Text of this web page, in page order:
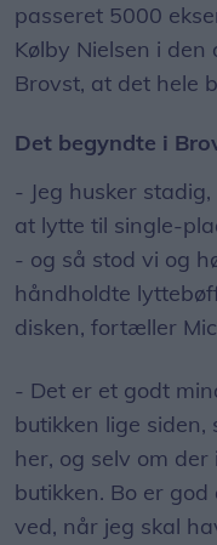
passeret 5000
Kølby Nielsen i
Brovst, at det hele
Det begyndte i
- Jeg husker
at lytte til single-
- og så stod vi og
håndholdte
disken, fortæller
- Det er et godt
butikken lige
her, og selv om
butikken. Bo er
ved, når jeg skal